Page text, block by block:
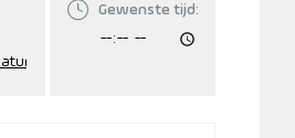
Gewenste tijd: